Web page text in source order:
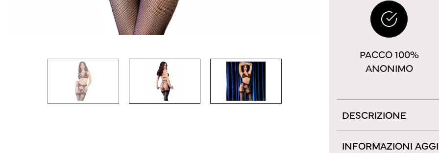
PACCO 100%
ANONIMO
DESCRIZIONE
INFORMAZIONI